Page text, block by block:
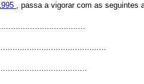
, passa a vigorar com as seguintes